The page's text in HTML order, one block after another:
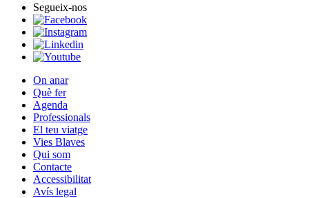
Segueix-nos
On anar
Què fer
Agenda
Professionals
El teu viatge
Vies Blaves
Qui som
Contacte
Accessibilitat
Avís legal